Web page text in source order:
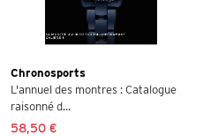
Chronosports
L'annuel des montres : Catalogue
raisonné d...
58,50 €